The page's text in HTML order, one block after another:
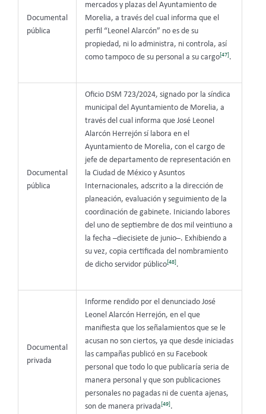
Documental
pública
mercados y plazas del Ayuntamiento de
Morelia, a través del cual informa que el
perfil “Leonel Alarcón” no es de su
propiedad, ni lo administra, ni controla, así
como tampoco de su personal a su cargo[47].
Documental
pública
Oficio DSM 723/2024, signado por la síndica
municipal del Ayuntamiento de Morelia, a
través del cual informa que José Leonel
Alarcón Herrejón sí labora en el
Ayuntamiento de Morelia, con el cargo de
jefe de departamento de representación en
la Ciudad de México y Asuntos
Internacionales, adscrito a la dirección de
planeación, evaluación y seguimiento de la
coordinación de gabinete. Iniciando labores
del uno de septiembre de dos mil veintiuno a
la fecha –diecisiete de junio–. Exhibiendo a
su vez, copia certificada del nombramiento
de dicho servidor público[48].
Documental
privada
Informe rendido por el denunciado José
Leonel Alarcón Herrejón, en el que
manifiesta que los señalamientos que se le
acusan no son ciertos, ya que desde iniciadas
las campañas publicó en su Facebook
personal que todo lo que publicaría seria de
manera personal y que son publicaciones
personales no pagadas ni de cuenta ajenas,
son de manera privada[49].